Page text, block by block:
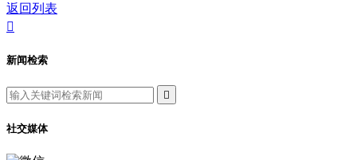
返回列表

新闻检索

社交媒体